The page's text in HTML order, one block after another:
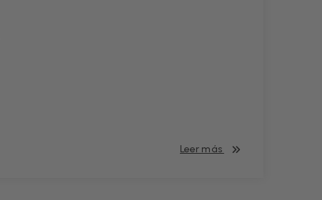
Leer más